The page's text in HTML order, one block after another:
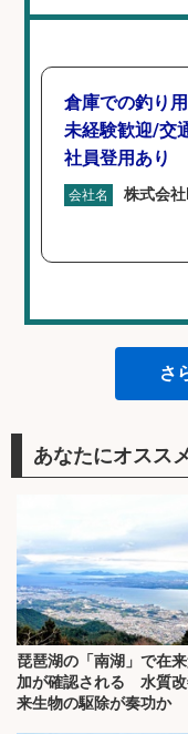
倉庫での釣り
未経験歓迎/交
社員登用あり
会社名 株式会
さ
あなたにオスス
琵琶湖の「南湖」で在
加が確認される 水質
来生物の駆除が奏功か